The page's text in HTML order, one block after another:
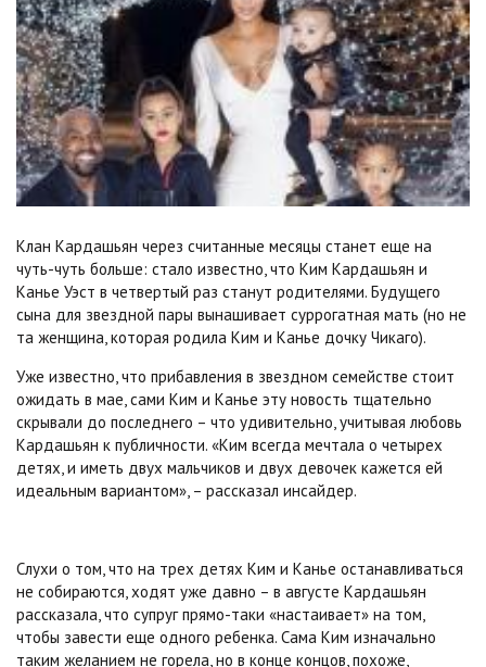
Клан Кардашьян через считанные месяцы станет еще на
чуть-чуть больше: стало известно, что Ким Кардашьян и
Канье Уэст в четвертый раз станут родителями. Будущего
сына для звездной пары вынашивает суррогатная мать (но не
та женщина, которая родила Ким и Канье дочку Чикаго).
Уже известно, что прибавления в звездном семействе стоит
ожидать в мае, сами Ким и Канье эту новость тщательно
скрывали до последнего – что удивительно, учитывая любовь
Кардашьян к публичности. «Ким всегда мечтала о четырех
детях, и иметь двух мальчиков и двух девочек кажется ей
идеальным вариантом», – рассказал инсайдер.
Слухи о том, что на трех детях Ким и Канье останавливаться
не собираются, ходят уже давно – в августе Кардашьян
рассказала, что супруг прямо-таки «настаивает» на том,
чтобы завести еще одного ребенка. Сама Ким изначально
таким желанием не горела, но в конце концов, похоже,